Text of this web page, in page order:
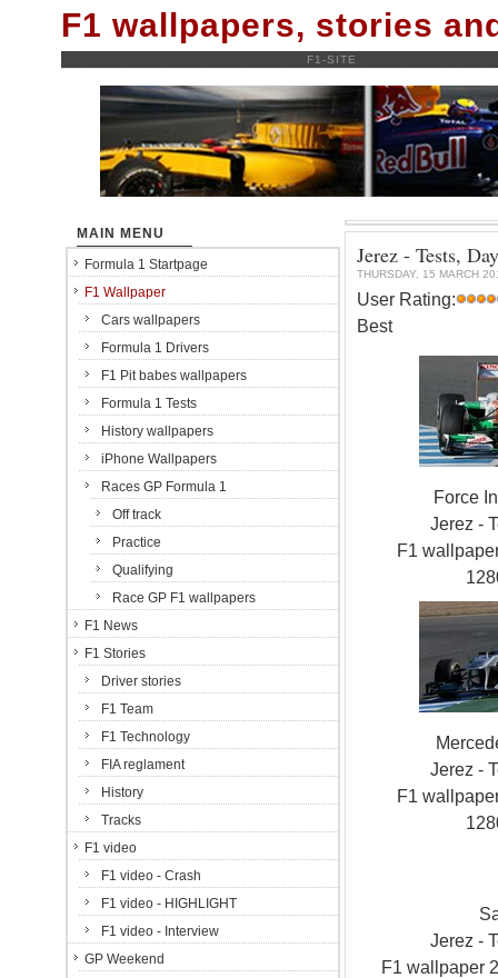
F1 wallpapers, stories
F1-SITE
Jerez - Tests,
THURSDAY, 15 MARCH
User Rating:
Best
Force
Jerez -
F1
Jerez -
F1
Jerez -
F1 wallpaper
MAIN MENU
Formula 1 Startpage
F1 Wallpaper
Cars wallpapers
Formula 1 Drivers
F1 Pit babes wallpapers
Formula 1 Tests
History wallpapers
iPhone Wallpapers
Races GP Formula 1
Off track
Practice
Qualifying
Race GP F1 wallpapers
F1 News
F1 Stories
Driver stories
F1 Team
F1 Technology
FIA reglament
History
Tracks
F1 video
F1 video - Crash
F1 video - HIGHLIGHT
F1 video - Interview
GP Weekend